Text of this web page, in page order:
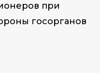
при
госорганов